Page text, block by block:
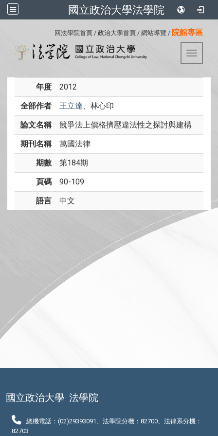
國立政治大學法學院
回法學院首頁 / 政治大學首頁 / 網站導覽 / 院館專區
Toggle
年度 2012
全部作者 王立達、林心印
論文名稱 競爭法上價格擠壓違法性之探討與建構
期刊名稱 萬國法律
期數 第184期
頁碼 90-109
語言 中文
國立政治大學 法學院
總機電話：(02)29393091、法學院分機：82700、法律系分機：
82703